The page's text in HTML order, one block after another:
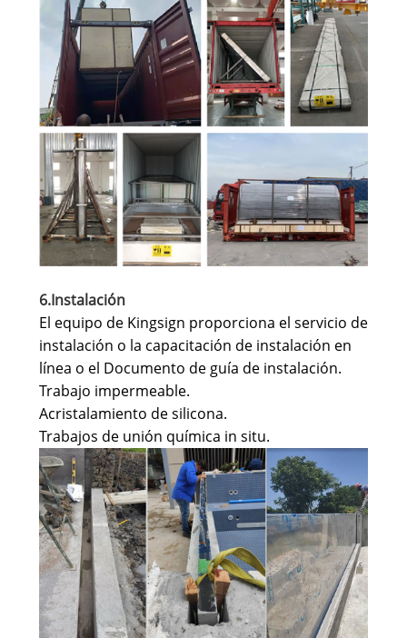
6.Instalación
El equipo de Kingsign proporciona el servicio de
instalación o la capacitación de instalación en
línea o el Documento de guía de instalación.
Trabajo impermeable.
Acristalamiento de silicona.
Trabajos de unión química in situ.